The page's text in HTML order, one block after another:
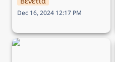
Dec 16, 2024 12:17 PM
Ταξίδι στο Εδιμβούργο →